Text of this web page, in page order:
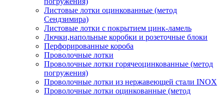
Листовые лотки оцинкованные (метод
Сендзимира)
Листовые лотки с покрытием цинк-ламель
Лючки,напольные коробки и розеточные блоки
Перфорированные короба
Проволочные лотки
Проволочные лотки горячеоцинкованные (метод
погружения)
Проволочные лотки из нержавеющей стали INOX
Проволочные лотки оцинкованные (метод